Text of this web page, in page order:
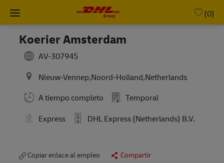
Skip to main content
(0)
Koerier Amsterdam
AV-307945
Nieuw-Vennep,Noord-Holland,Netherlands
A tiempo completo
Temporal
Express
DHL Express (Netherlands) B.V.
Copiar enlace al empleo Compartir